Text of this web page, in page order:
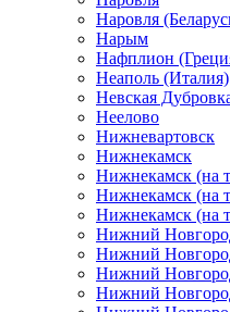
Наровля
Нарым
Нафплион
Неаполь (Италия)
Невская
Неелово
Нижневартовск
Нижнекамск
Нижнекамск (на
Нижнекамск (на
Нижнекамск (на
Нижний
Нижний
Нижний
Нижний